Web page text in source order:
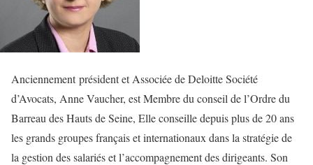
Anciennement président et Associée de Deloitte Société
d’Avocats, Anne Vaucher, est Membre du conseil de l’Ordre du
Barreau des Hauts de Seine, Elle conseille depuis plus de 20 ans
les grands groupes français et internationaux dans la stratégie de
la gestion des salariés et l’accompagnement des dirigeants. Son